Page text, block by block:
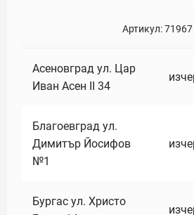
Артикул:71967
Асеновград ул. Цар
Иван Асен II 34
Благоевград ул.
Димитър Йосифов
№1
Бургас ул. Христо